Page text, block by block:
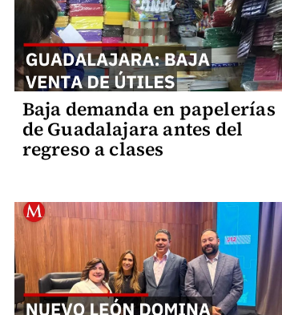
Baja demanda en papelerías
de Guadalajara antes del
regreso a clases